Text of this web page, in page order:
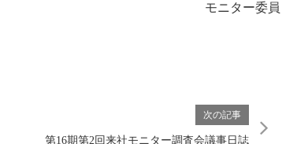
モニター委員
次の記事
第16期第2回来社モニター調査会議事日誌